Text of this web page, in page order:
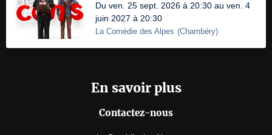
Du ven. 25 sept. 2026 à 20:30 au ven. 4
juin 2027 à 20:30
La Comédie des Alpes (Chambéry)
En savoir plus
Contactez-nous